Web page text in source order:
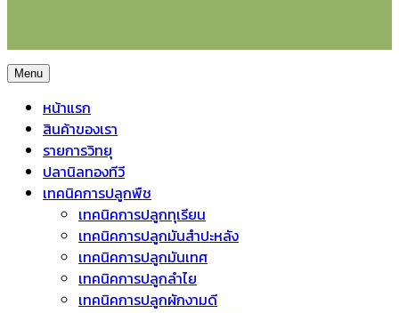
Menu
หน้าแรก
สินค้าของเรา
รายการวิทยุ
ปลานิลทองทีวี
เทคนิคการปลูกพืช
เทคนิคการปลูกทุเรียน
เทคนิคการปลูกมันสำปะหลัง
เทคนิคการปลูกมันเทศ
เทคนิคการปลูกลำไย
เทคนิคการปลูกผักงามดี